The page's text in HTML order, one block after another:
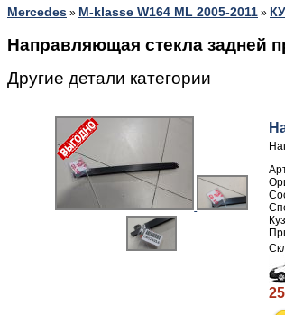
Mercedes » M-klasse W164 ML 2005-2011 »
Направляющая стекла задней
Другие детали категории